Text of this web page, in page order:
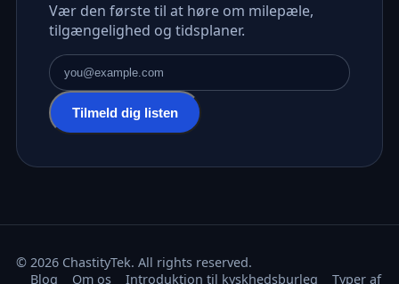
Vær den første til at høre om milepæle,
tilgængelighed og tidsplaner.
E-mailadresse
Tilmeld dig listen
© 2026 ChastityTek. All rights reserved.
Blog
Om os Introduktion til kyskhedsburleg
Typer af